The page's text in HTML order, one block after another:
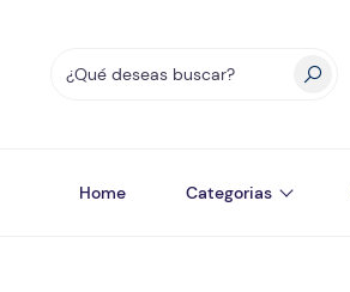
Home Categorias